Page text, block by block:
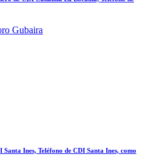
Gubaira
Ines, Teléfono de CDI Santa Ines, como